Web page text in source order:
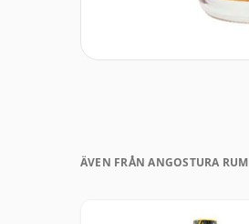
ÄVEN FRÅN ANGOSTURA RUM